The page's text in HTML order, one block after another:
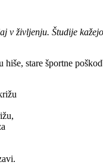
življenju. Študije
stare športne